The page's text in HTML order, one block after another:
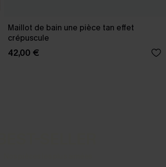
Maillot de bain une pièce tan effet
crépuscule
42,00 €